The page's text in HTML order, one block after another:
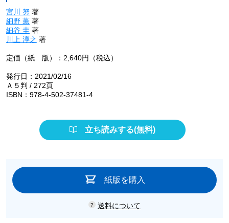
宮川 努 著
細野 薫著
細谷 圭 著
川上 淳之 著
定価（紙 版）：2,640円（税込）
発行日：2021/02/16
Ａ５判 / 272頁
ISBN：978-4-502-37481-4
立ち読みする(無料)
紙版を購入
送料について